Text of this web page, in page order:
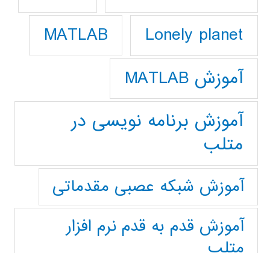
Lonely planet
MATLAB
آموزش MATLAB
آموزش برنامه نویسی در
متلب
آموزش شبکه عصبی مقدماتی
آموزش قدم به قدم نرم افزار